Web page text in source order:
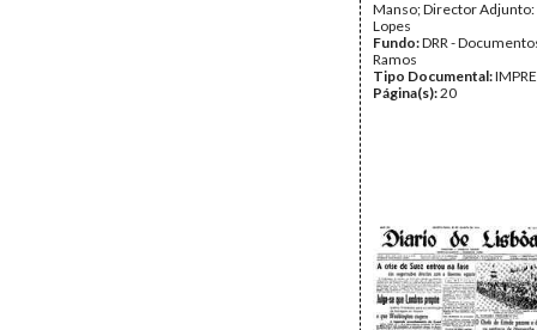
Manso; Director
Lopes
Fundo:DRR -
Ramos
Tipo Documental:
Página(s):20